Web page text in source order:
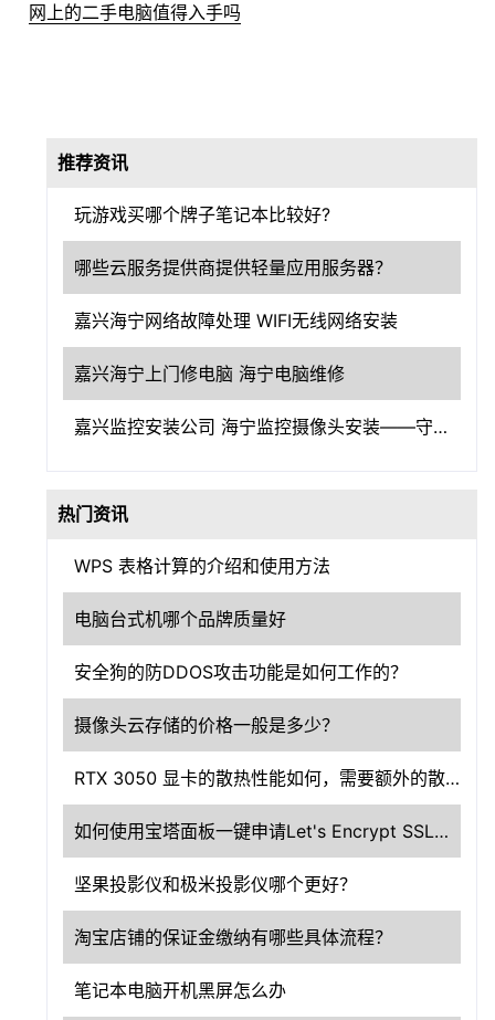
网上的二手电脑值得入手吗
推荐资讯
玩游戏买哪个牌子笔记本比较好?
哪些云服务提供商提供轻量应用服务器？
嘉兴海宁网络故障处理 WIFI无线网络安装
嘉兴海宁上门修电脑 海宁电脑维修
嘉兴监控安装公司 海宁监控摄像头安装——守护嘉兴，洞察一切
热门资讯
WPS 表格计算的介绍和使用方法
电脑台式机哪个品牌质量好
安全狗的防DDOS攻击功能是如何工作的？
摄像头云存储的价格一般是多少？
RTX 3050 显卡的散热性能如何，需要额外的散热设备吗？
如何使用宝塔面板一键申请Let's Encrypt SSL证书？
坚果投影仪和极米投影仪哪个更好？
淘宝店铺的保证金缴纳有哪些具体流程？
笔记本电脑开机黑屏怎么办